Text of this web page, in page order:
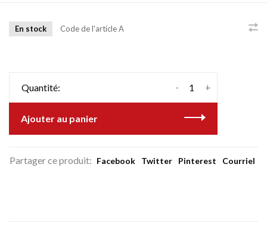
En stock Code de l'articleA
Quantité: +
-
Ajouter au panier
Partager ce produit: Facebook Twitter Pinterest Courriel